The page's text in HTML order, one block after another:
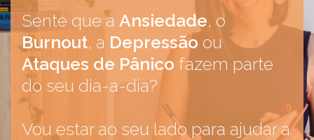
Sente que a Ansiedade, o
Burnout, a Depressão ou
Ataques de Pânico fazem parte
do seu dia-a-dia?
Vou estar ao seu lado para ajudar a